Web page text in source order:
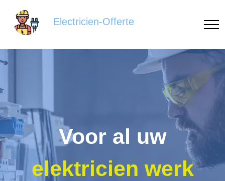
Electricien-Offerte
Voor al uw
elektricien werk